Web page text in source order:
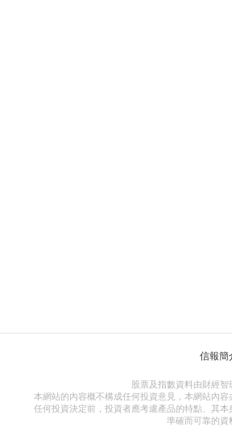
信報簡
股票及指數資料由財經
本網站的內容概不構成任何投資意見，本網站內
任何投資決定前，投資者應考慮產品的特點、其
準確而可靠的資